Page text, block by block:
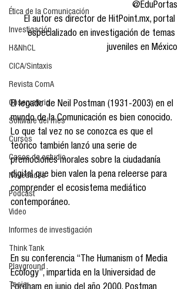
Ética de la Comunicación
Investigación
H&NhCL
CICA/Sintaxis
Revista ComA
Observatorio
Software del mes
Cursos
Casos de estudio
Novedades
Podcast
Video
Informes de investigación
Think Tank
Playground
Tesis
@EduPortas
El autor es director de HitPoint.mx, portal
especializado en investigación de temas
juveniles en México
El legado de Neil Postman (1931-2003) en el
mundo de la Comunicación es bien conocido.
Lo que tal vez no se conozca es que el
teórico también lanzó una serie de
premociones morales sobre la ciudadanía
digital que bien valen la pena releerse para
comprender el ecosistema mediático
contemporáneo.
En su conferencia “The Humanism of Media
Ecology”, impartida en la Universidad de